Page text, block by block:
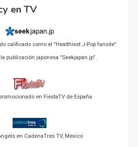
en TV
calificado como el "Healthiest J-Pop fansite"
publicación japonesa "Seekjapan.jp".
en FiestaTV de España
en CadenaTres TV, Mexico